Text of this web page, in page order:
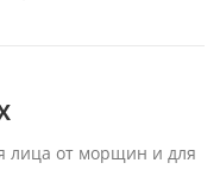
лица от морщин и для